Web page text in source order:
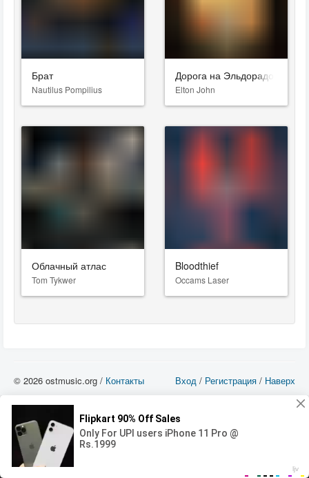
00:00
Брат
Nautilus Pompilius
Дорога на Эльдорадо
Elton John
Облачный атлас
Tom Tykwer
Bloodthief
Occams Laser
Вход / Регистрация / Наверх
© 2026 ostmusic.org / Контакты
можете использовать такие материалы только в том в случае, если
использование производится с ознакомительными целями - для прочих целей
вы должны приобрести лицензионную запись.